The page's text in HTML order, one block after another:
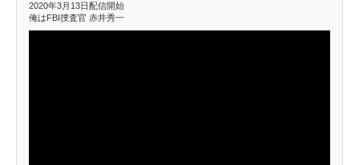
2020年3月13日配信開始
俺はFBI捜査官 赤井秀一